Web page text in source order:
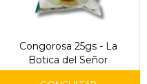
Congorosa 25gs - La
Botica del Señor